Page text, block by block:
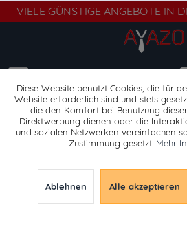
VIELE GÜNSTIGE ANGEBOTE IN
Tragegurt
Diese Website benutzt Cookies, die für
Website erforderlich sind und stets
die den Komfort bei Benutzung
Direktwerbung dienen oder die
und sozialen Netzwerken vereinfachen
Zustimmung gesetzt. Mehr
Ablehnen Alle akzeptieren